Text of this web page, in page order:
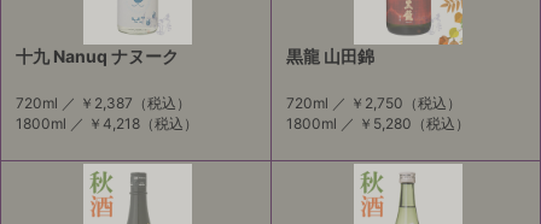
十九 Nanuq ナヌーク
720ml ／ ￥2,387 （税込）
1800ml ／ ￥4,218 （税込）
黒龍 山田錦
720ml ／ ￥2,750 （税込）
1800ml ／ ￥5,280 （税込）